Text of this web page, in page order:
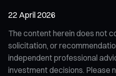
22 April 2026
The content herein does not
solicitation, or
independent professional
investment decisions. Please